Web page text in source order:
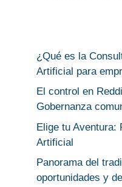
¿Qué es la
Artificial para
El control en
Gobernanza
Elige tu Aventura:
Artificial
Panorama del
oportunidades y